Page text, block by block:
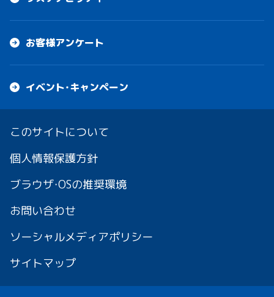
お客様アンケート
イベント・キャンペーン
このサイトについて
個人情報保護方針
ブラウザ・OSの推奨環境
お問い合わせ
ソーシャルメディアポリシー
サイトマップ